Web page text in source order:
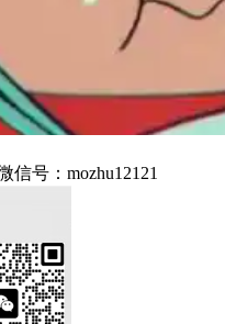
信号：mozhu12121